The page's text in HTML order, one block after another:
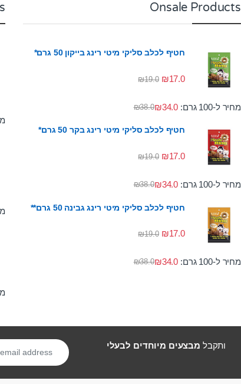
Onsale Products
חטיף לכלב סליקי מיטי רינג בייקון 50 גרם*
₪17.0
₪19.0
מחיר ל-100 גרם: ₪38.0₪34.0
חטיף לכלב סליקי מיטי רינג בקר 50 גרם*
₪17.0
₪19.0
מחיר ל-100 גרם: ₪38.0₪34.0
חטיף לכלב סליקי מיטי רינג גבינה 50 גרם**
₪17.0
₪19.0
מחיר ל-100 גרם: ₪38.0₪34.0
ותקבל מבצעים מיוחדים לבעלי